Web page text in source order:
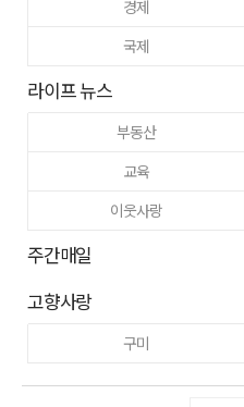
경제
국제
라이프 뉴스
부동산
교육
이웃사랑
주간매일
고향사랑
구미